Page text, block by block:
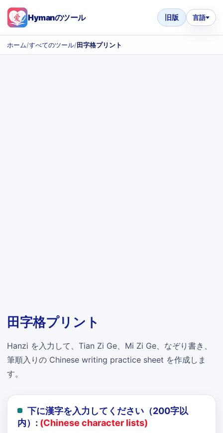
Hymanのツール 旧版 言語
ホーム/すべてのツール/田字格プリント
田字格プリント
Hanzi を入力して、Tian Zi Ge、Mi Zi Ge、なぞり書き、
筆順入りの Chinese writing practice sheet を作成しま
す。
下に漢字を入力してください（200字以
内）: (Chinese character lists)